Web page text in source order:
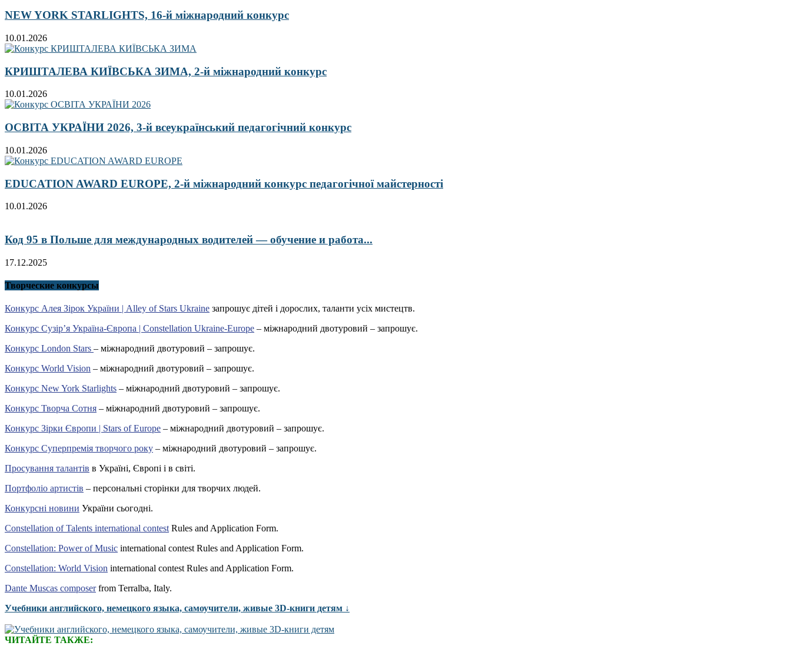
NEW YORK STARLIGHTS, 16-й міжнародний конкурс
10.01.2026
КРИШТАЛЕВА КИЇВСЬКА ЗИМА, 2-й міжнародний конкурс
10.01.2026
ОСВІТА УКРАЇНИ 2026, 3-й всеукраїнський педагогічний конкурс
10.01.2026
EDUCATION AWARD EUROPE, 2-й міжнародний конкурс педагогічної майстерності
10.01.2026
Код 95 в Польше для международных водителей — обучение и работа...
17.12.2025
Творческие конкурсы
Конкурс Алея Зірок України | Alley of Stars Ukraine запрошує дітей і дорослих, таланти усіх мистецтв.
Конкурс Сузір’я Україна-Європа | Constellation Ukraine-Europe – міжнародний двотуровий – запрошує.
Конкурс London Stars – міжнародний двотуровий – запрошує.
Конкурс World Vision – міжнародний двотуровий – запрошує.
Конкурс New York Starlights – міжнародний двотуровий – запрошує.
Конкурс Творча Сотня – міжнародний двотуровий – запрошує.
Конкурс Зірки Європи | Stars of Europe – міжнародний двотуровий – запрошує.
Конкурс Суперпремія творчого року – міжнародний двотуровий – запрошує.
Просування талантів в Україні, Європі і в світі.
Портфоліо артистів – персональні сторінки для творчих людей.
Конкурсні новини України сьогодні.
Constellation of Talents international contest Rules and Application Form.
Constellation: Power of Music international contest Rules and Application Form.
Constellation: World Vision international contest Rules and Application Form.
Dante Muscas composerfrom Terralba, Italy.
Учебники английского, немецкого языка, самоучители, живые 3D-книги детям ↓
ЧИТАЙТЕ ТАКЖЕ: